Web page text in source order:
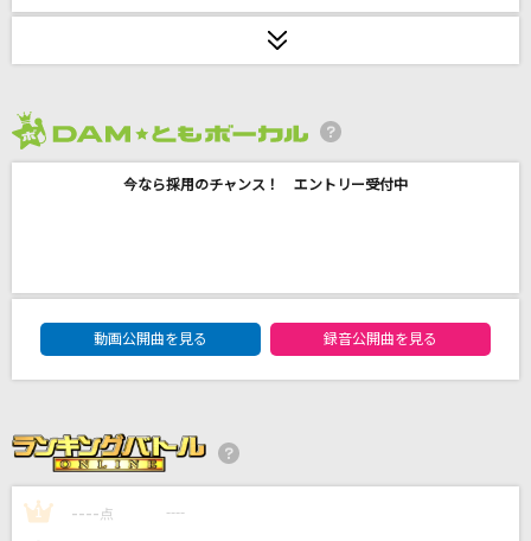
[生音]メリッサ
ヒグチアイ
SUMMER NUDE '13
今なら採用のチャンス！ エントリー受付中
DAM★ともボーカルエントリーランキング
動画公開曲を見る
録音公開曲を見る
1 ---- 点 ----